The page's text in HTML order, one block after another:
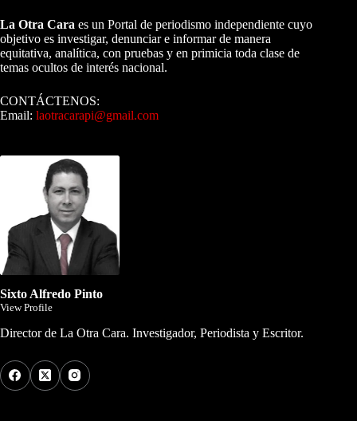
La Otra Cara es un Portal de periodismo independiente cuyo
objetivo es investigar, denunciar e informar de manera
equitativa, analítica, con pruebas y en primicia toda clase de
temas ocultos de interés nacional.
CONTÁCTENOS:
Email: laotracarapi@gmail.com
Sixto Alfredo Pinto
View Profile
Director de La Otra Cara. Investigador, Periodista y Escritor.